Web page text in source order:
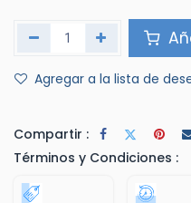
Agregar a la lista de
Compartir :
Términos y Condiciones :